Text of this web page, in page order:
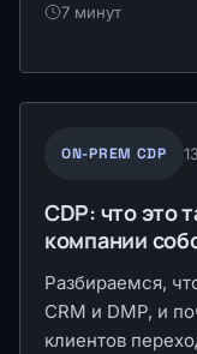
7 минут
ON-PREM CDP
CDP: что это
компании
Разбираемся,
CRM и DMP, и
клиентов